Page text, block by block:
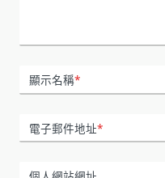
顯示名稱*
電子郵件地址*